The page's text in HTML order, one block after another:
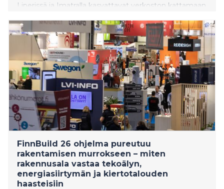
Liperissä ja Imatralla kasvattavat verkoston kattamaan
FinnBuild 26 ohjelma pureutuu
rakentamisen murrokseen – miten
rakennusala vastaa tekoälyn,
energiasiirtymän ja kiertotalouden
haasteisiin